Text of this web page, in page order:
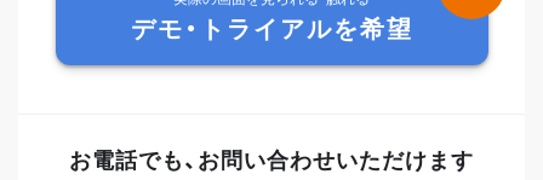
デモ・トライアルを希望
お電話でも、お問い合わせいただけます